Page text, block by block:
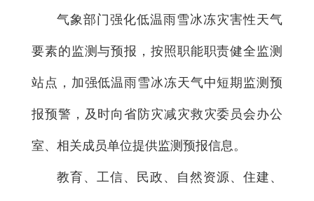
气象部门强化低温雨雪冰冻灾害性天气
要素的监测与预报，按照职能职责健全监测
站点，加强低温雨雪冰冻天气中短期监测预
报预警，及时向省防灾减灾救灾委员会办公
室、相关成员单位提供监测预报信息。
教育、工信、民政、自然资源、住建、